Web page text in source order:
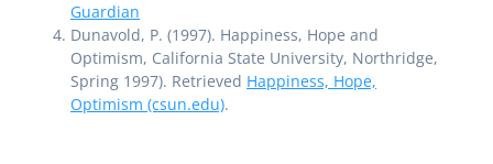
Guardian
Dunavold, P. (1997). Happiness, Hope and
Optimism, California State University, Northridge,
Spring 1997). Retrieved Happiness, Hope,
Optimism (csun.edu).